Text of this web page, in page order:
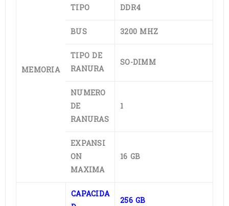
MEMORIA
TIPO
DDR4
BUS
3200 MHZ
TIPO DE
RANURA
SO-DIMM
NUMERO
DE
RANURAS
1
EXPANSI
ON
MAXIMA
16 GB
CAPACIDA
256 GB